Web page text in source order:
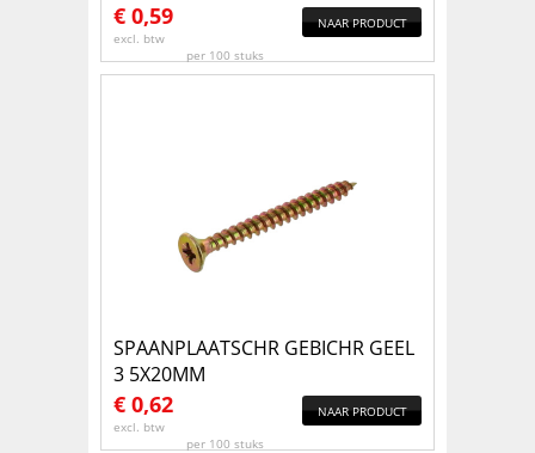
€ 0,59
excl. btw
per 100 stuks
NAAR PRODUCT
SPAANPLAATSCHR GEBICHR GEEL
3 5X20MM
€ 0,62
excl. btw
per 100 stuks
NAAR PRODUCT